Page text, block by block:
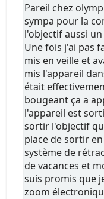
Pareil chez
sympa pour la
l'objectif aussi
Une fois j'ai pas
mis en veille et
mis l'appareil
était
bougeant ça a
l'appareil est
sortir l'objectif
place de sortir
système de
de vacances et
suis promis que
zoom